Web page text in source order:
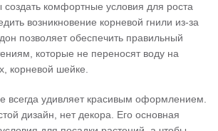
комфортные условия для роста
возникновение корневой гнили из-за
позволяет обеспечить правильный
которые не переносят воду на
корневой шейке.
всегда удивляет красивым оформлением.
дизайн, нет декора. Его основная